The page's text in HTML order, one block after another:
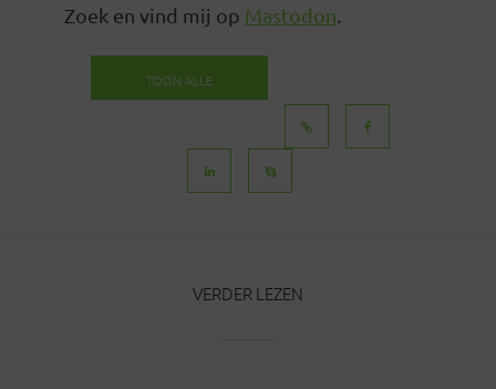
Zoek en vind mij op Mastodon.
TOON ALLE
VERDER LEZEN